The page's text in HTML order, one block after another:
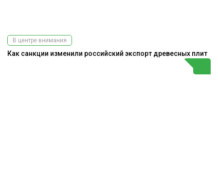
В центре внимания
Как санкции изменили российский экспорт древесных плит